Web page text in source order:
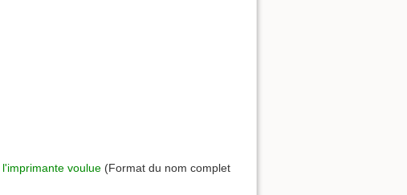
l'imprimante voulue (Format du nom complet